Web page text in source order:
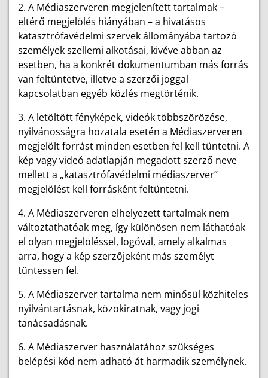
2. A Médiaszerveren megjelenített tartalmak –
eltérő megjelölés hiányában – a hivatásos
katasztrófavédelmi szervek állományába tartozó
személyek szellemi alkotásai, kivéve abban az
esetben, ha a konkrét dokumentumban más forrás
van feltüntetve, illetve a szerzői joggal
kapcsolatban egyéb közlés megtörténik.
3. A letöltött fényképek, videók többszörözése,
nyilvánosságra hozatala esetén a Médiaszerveren
megjelölt forrást minden esetben fel kell tüntetni. A
kép vagy videó adatlapján megadott szerző neve
mellett a „katasztrófavédelmi médiaszerver”
megjelölést kell forrásként feltüntetni.
4. A Médiaszerveren elhelyezett tartalmak nem
változtathatóak meg, így különösen nem láthatóak
el olyan megjelöléssel, logóval, amely alkalmas
arra, hogy a kép szerzőjeként más személyt
tüntessen fel.
5. A Médiaszerver tartalma nem minősül közhiteles
nyilvántartásnak, közokiratnak, vagy jogi
tanácsadásnak.
6. A Médiaszerver használatához szükséges
belépési kód nem adható át harmadik személynek.